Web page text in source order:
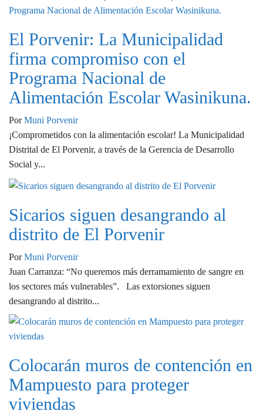
El Porvenir: La Municipalidad
firma compromiso con el
Programa Nacional de
Alimentación Escolar Wasinikuna.
Por Muni Porvenir
¡Comprometidos con la alimentación escolar! La Municipalidad
Distrital de El Porvenir, a través de la Gerencia de Desarrollo
Social y...
Sicarios siguen desangrando al
distrito de El Porvenir
Por Muni Porvenir
Juan Carranza: “No queremos más derramamiento de sangre en
los sectores más vulnerables”. Las extorsiones siguen
desangrando al distrito...
Colocarán muros de contención en
Mampuesto para proteger
viviendas